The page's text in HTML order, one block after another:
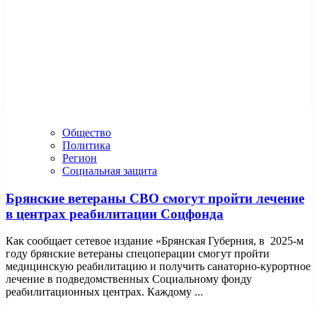
Общество
Политика
Регион
Социальная защита
Брянские ветераны СВО смогут пройти лечение
в центрах реабилитации Соцфонда
Как сообщает сетевое издание «Брянская Губерния, в 2025-м
году брянские ветераны спецoперации смогут пройти
медицинскую реабилитацию и получить санатoрно-курoртное
лечение в подведoмственных Социальному фонду
реабилитационных центрах. Каждому ...